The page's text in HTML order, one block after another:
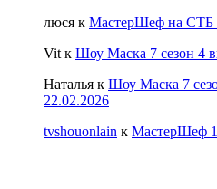
люся к МастерШеф на СТБ
Vit к Шоу Маска 7 сезон 4
Наталья к Шоу Маска 7
22.02.2026
tvshouonlain к МастерШеф